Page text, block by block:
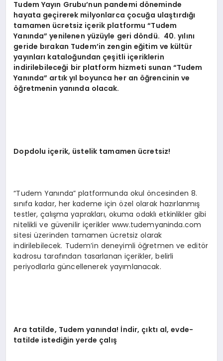
Tudem Yayın Grubu’nun pandemi döneminde
hayata geçirerek milyonlarca çocuğa ulaştırdığı
tamamen ücretsiz içerik platformu“Tudem
Yanında” yenilenen yüzüyle geri döndü. 40. yılını
geride bırakan Tudem’in zengin eğitim ve kültür
yayınları kataloğundan çeşitli içeriklerin
indirilebileceği bir platform hizmeti sunan “Tudem
Yanında” artık yıl boyunca her an öğrencinin ve
öğretmenin yanında olacak.
Dopdolu içerik, üstelik tamamen ücretsiz!
“Tudem Yanında” platformunda okul öncesinden 8.
sınıfa kadar, her kademe için özel olarak hazırlanmış
testler, çalışma yaprakları, okuma odaklı etkinlikler gibi
nitelikli ve güvenilir içerikler www.tudemyaninda.com
sitesi üzerinden tamamen ücretsiz olarak
indirilebilecek. Tudem’in deneyimli öğretmen ve editör
kadrosu tarafından tasarlanan içerikler, belirli
periyodlarla güncellenerek yayımlanacak.
Ara tatilde, Tudemyanında! İndir, çıktı al, evde-
tatilde istediğin yerde çalış